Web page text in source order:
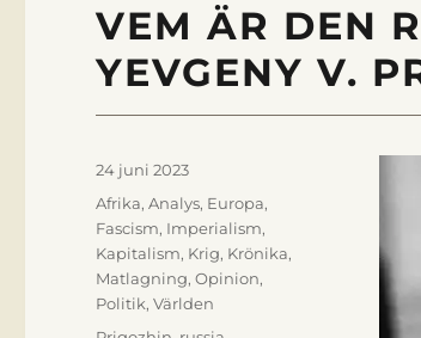
VEM ÄR DEN
YEVGENY V.
Publicerat
den
24 juni 2023
Kategorier
Afrika,Analys, Europa,
Fascism, Imperialism,
Kapitalism, Krig, Krönika,
Matlagning,Opinion,
Politik,Världen